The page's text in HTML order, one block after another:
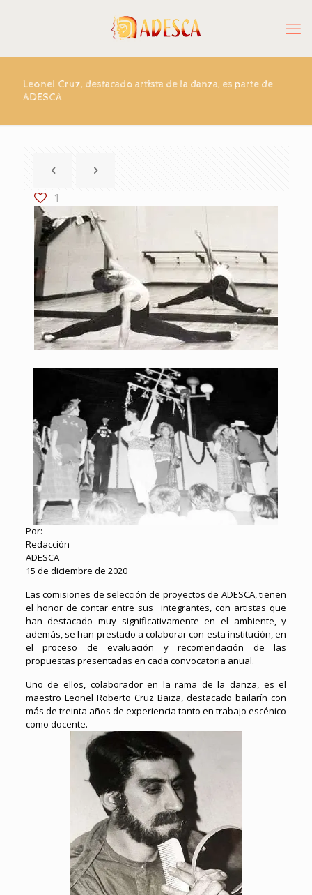
Leonel Cruz, destacado artista de la danza, es parte de
ADESCA
1
Por:
Redacción
ADESCA
15 de diciembre de 2020
Las comisiones de selección de proyectos de ADESCA, tienen
el honor de contar entre sus integrantes, con artistas que
han destacado muy significativamente en el ambiente, y
además, se han prestado a colaborar con esta institución, en
el proceso de evaluación y recomendación de las
propuestas presentadas en cada convocatoria anual.
Uno de ellos, colaborador en la rama de la danza, es el
maestro Leonel Roberto Cruz Baiza, destacado bailarín con
más de treinta años de experiencia tanto en trabajo escénico
como docente.